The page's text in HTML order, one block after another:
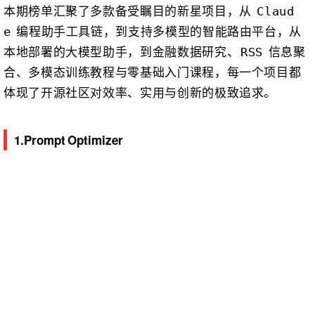
本期榜单汇聚了多款备受瞩目的新星项目，从 Claud
e 编程助手工具链，到支持多模型的智能路由平台，从
本地部署的大模型助手，到金融数据研究、
RSS 信息聚
合、多模态训练教程与零基础入门课程，每一个项目都
体现了开源社区对效率、实用与创新的极致追求。
1.Prompt Optimizer